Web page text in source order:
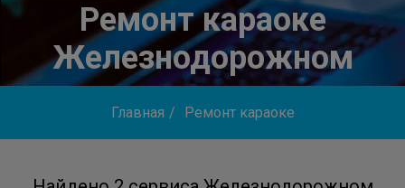
Ремонт караоке
Железнодорожном
Главная / Ремонт караоке